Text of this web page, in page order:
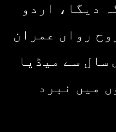
دیگا، اردو
رواں عمران
سال سے میڈیا
میں نبرد